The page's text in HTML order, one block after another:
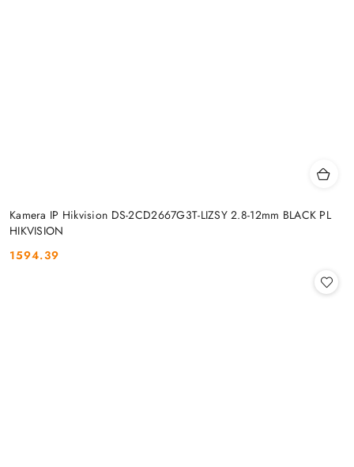
Kamera IP Hikvision DS-2CD2667G3T-LIZSY 2.8-12mm BLACK PL
HIKVISION
Cena:
1594.39